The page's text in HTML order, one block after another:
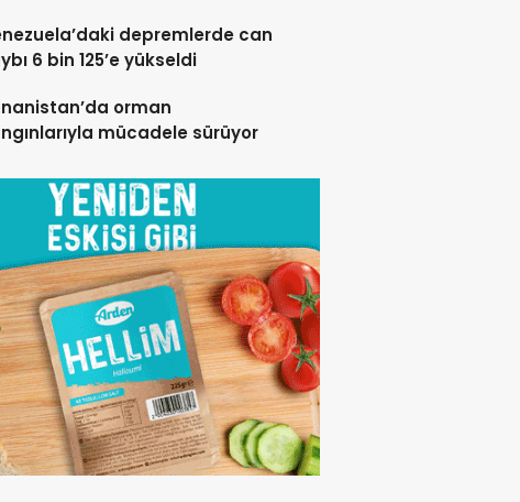
depremlerde can
6 bin 125’e yükseldi
orman
mücadele sürüyor